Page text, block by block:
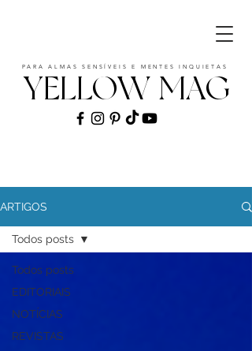
YELLOW MAG
PARA ALMAS SENSÍVEIS E MENTES INQUIETAS
ARTIGOS
Todos posts
EDITORIAIS
NOTÍCIAS
REVISTAS
Todos posts